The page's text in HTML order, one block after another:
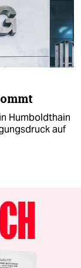
Humboldthain
auf